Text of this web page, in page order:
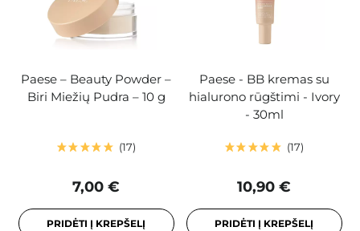
Paese – Beauty Powder –
Biri Miežių Pudra – 10 g
17
7,00 €
PRIDĖTI Į KREPŠELĮ
Paese - BB kremas su
hialurono rūgštimi - Ivory
- 30ml
17
10,90 €
PRIDĖTI Į KREPŠELĮ